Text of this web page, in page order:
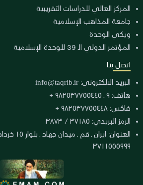
المركز العالي للدراسات التقريبية
جامعة المذاهب الإسلامية
ويكي الوحدة
المؤتمر الدولي الـ 39 للوحدة الإسلامية
اتصل بنا
البريد الالكتروني: info@taqrib.ir
هاتف: ٩ ـ ٩٨٢٥٣٧٧٥٥٤٤٥ +
فاكس: ٩٨٢٥٣٧٧٥٥٤٤٨ +
الرمز البريدي: ٣٧١٨٥ / ٣٨٧٣
٣٧١١٥٥٥٩٩٩